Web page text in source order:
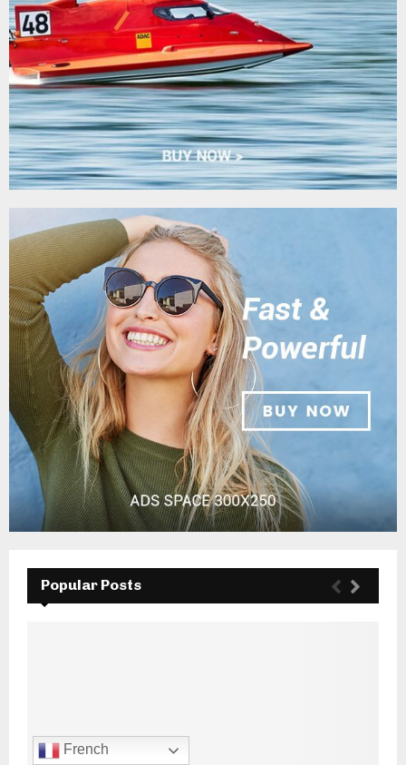
Popular Posts
French